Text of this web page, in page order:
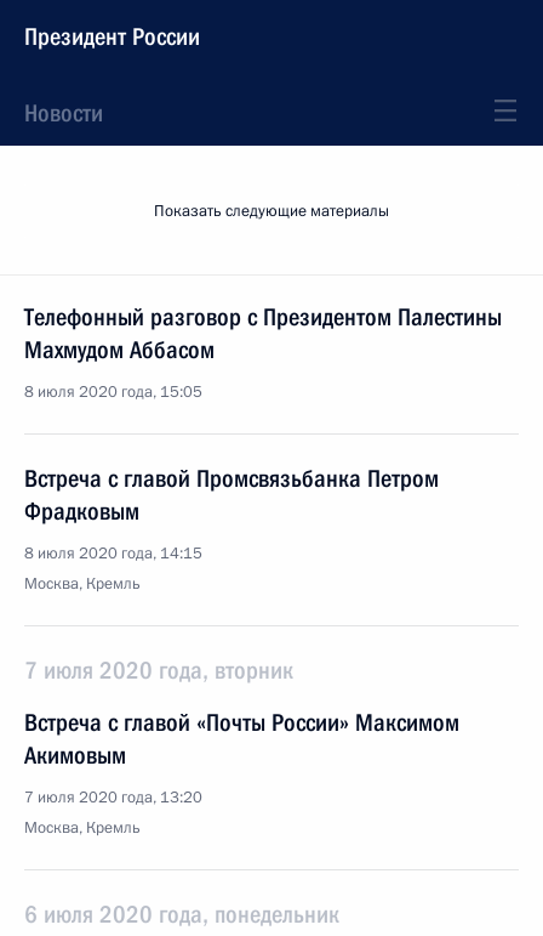
Президент России
Новости
Показать следующие материалы
Телефонный разговор с Президентом Палестины
Махмудом Аббасом
8 июля 2020 года, 15:05
Встреча с главой Промсвязьбанка Петром
Фрадковым
8 июля 2020 года, 14:15
Москва, Кремль
7 июля 2020 года, вторник
Встреча с главой «Почты России» Максимом
Акимовым
7 июля 2020 года, 13:20
Москва, Кремль
6 июля 2020 года, понедельник